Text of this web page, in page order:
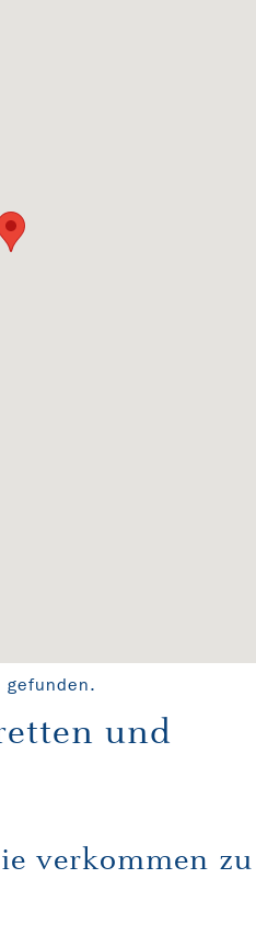
gefunden.
und
verkommen zu